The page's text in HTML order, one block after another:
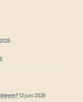
12 juni 2026